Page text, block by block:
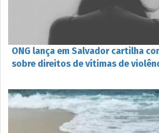
ONG lança em Salvador cartilha
sobre direitos de vítimas de